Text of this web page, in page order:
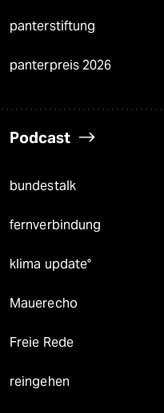
panterstiftung
panterpreis 2026
Podcast
bundestalk
fernverbindung
klima update°
Mauerecho
Freie Rede
reingehen